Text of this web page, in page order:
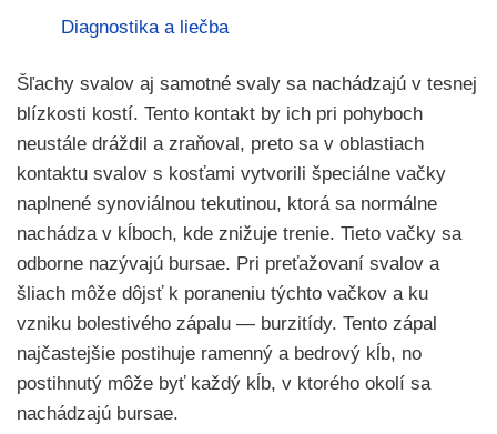
Diagnostika a liečba
Šľachy svalov aj samotné svaly sa nachádzajú v tesnej
blízkosti kostí. Tento kontakt by ich pri pohyboch
neustále dráždil a zraňoval, preto sa v oblastiach
kontaktu svalov s kosťami vytvorili špeciálne vačky
naplnené synoviálnou tekutinou, ktorá sa normálne
nachádza v kĺboch, kde znižuje trenie. Tieto vačky sa
odborne nazývajú bursae. Pri preťažovaní svalov a
šliach môže dôjsť k poraneniu týchto vačkov a ku
vzniku bolestivého zápalu — burzitídy. Tento zápal
najčastejšie postihuje ramenný a bedrový kĺb, no
postihnutý môže byť každý kĺb, v ktorého okolí sa
nachádzajú bursae.